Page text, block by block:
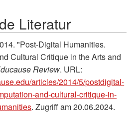
Literatur
"Post-Digital Humanities.
Cultural Critique in the Arts and
Review. URL:
articles/2014/5/postdigital-
and-cultural-critique-in-
. Zugriff am 20.06.2024.